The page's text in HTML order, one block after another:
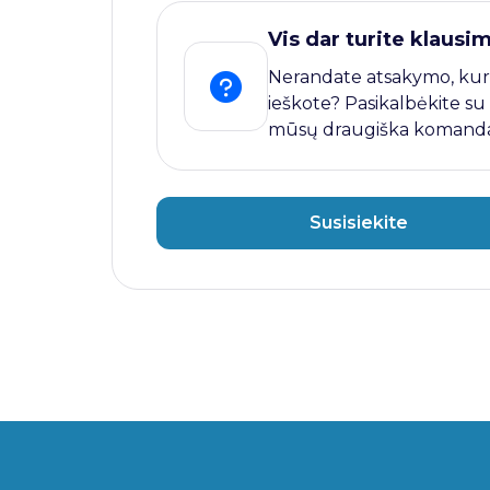
Vis dar turite
Nerandate atsakymo,
ieškote? Pasikalbėkite su
mūsų draugiška
Susisiekite